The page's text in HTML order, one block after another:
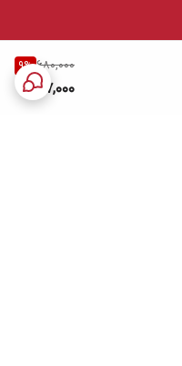
680,000
9%
617,000